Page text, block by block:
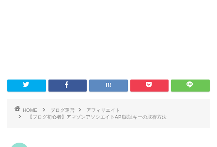
HOME ブログ運営
アフィリエイト
【ブログ初心者】アマゾンアソシエイトAPI認証キーの取得方法